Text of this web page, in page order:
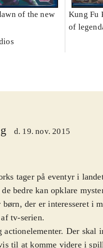
of the new
Kung Fu
of
d. 19. nov. 2015
tager på eventyr i
bedre kan opklare
der er interesseret i
tv-serien.
Der skal
til at komme videre i